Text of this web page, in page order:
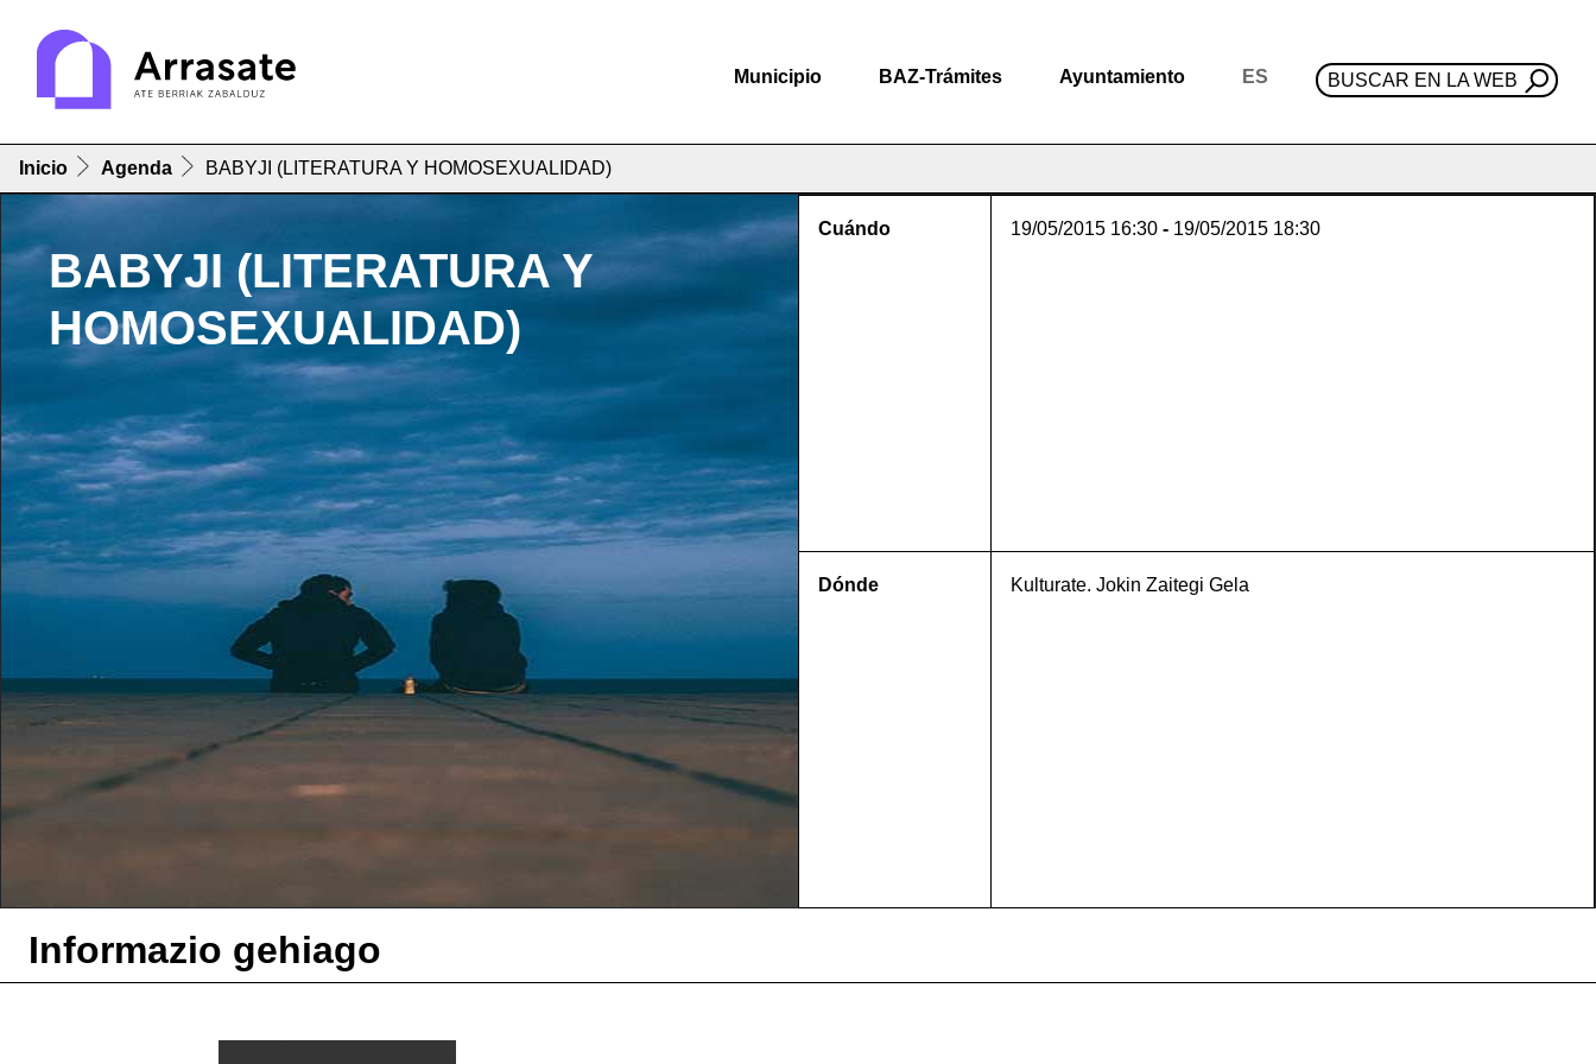
Municipio BAZ-Trámites Ayuntamiento ES BUSCAR EN LA WEB
Inicio Agenda BABYJI (LITERATURA Y HOMOSEXUALIDAD)
BABYJI (LITERATURA Y
HOMOSEXUALIDAD)
Cuándo 19/05/2015 16:30 - 19/05/2015 18:30
Dónde Kulturate. Jokin Zaitegi Gela
Informazio gehiago